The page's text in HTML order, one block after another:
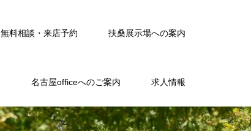
無料相談・来店予約 扶桑展示場への案内
名古屋officeへのご案内 求人情報